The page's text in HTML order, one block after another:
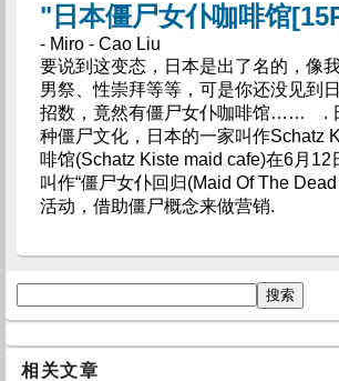
"日本僵尸女仆咖啡馆
- Miro - Cao Liu
要说到这变态，日本是出了名的，像
男祭、性崇拜等等，可是你还没见到
招数，竟然有僵尸女仆咖啡馆…… .
种僵尸文化，日本的一家叫作Schatz
啡馆(Schatz Kiste maid cafe)在6月12
叫作“僵尸女仆回归(Maid Of The
活动，借助僵尸概念来做营销.
相关文章